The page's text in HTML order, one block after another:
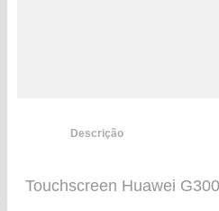
Descrição
Touchscreen Huawei G300